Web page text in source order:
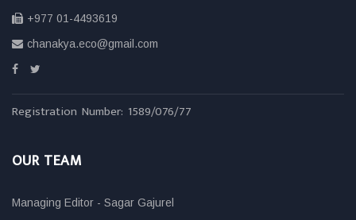
+977 01-4493619
chanakya.eco@gmail.com
Registration Number: 1589/076/77
OUR TEAM
Managing Editor - Sagar Gajurel